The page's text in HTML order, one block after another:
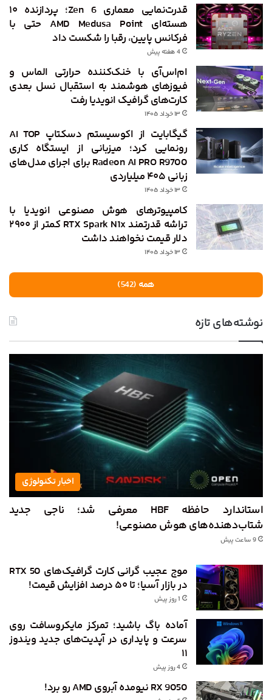
قدرت‌نمایی معماری Zen 6؛ پردازنده ۱۰
هسته‌ای AMD Medusa Point حتی با
فرکانس پایین، رقبا را شکست داد
4 هفته پیش
ام‌اس‌آی با خنک‌کننده حرارتی الماس و
فیوزهای هوشمند به استقبال نسل بعدی
کارت‌های گرافیک انویدیا رفت
۱۳ خرداد ۱۴۰۵
گیگابایت از اکوسیستم دسکتاپ AI TOP
رونمایی کرد؛ میزبانی از ایستگاه کاری
Radeon AI PRO R9700 برای اجرای مدل‌های
زبانی ۴۰۵ میلیاردی
۱۳ خرداد ۱۴۰۵
کامپیوترهای هوش مصنوعی انویدیا با
تراشه قدرتمند RTX Spark N1x کمتر از ۲۹۰۰
دلار قیمت نخواهند داشت
۱۳ خرداد ۱۴۰۵
همه (542)
نوشته‌های تازه
اخبار تکنولوژی
استاندارد حافظه HBF معرفی شد؛ ناجی جدید
شتاب‌دهنده‌های هوش مصنوعی!
9 ساعت پیش
موج عجیب گرانی کارت گرافیک‌های RTX 50
در بازار آسیا؛ تا ۵۰ درصد افزایش قیمت!
1 روز پیش
آماده باگ باشید؛ تمرکز مایکروسافت روی
سرعت و پایداری در آپدیت‌های جدید ویندوز
۱۱
4 روز پیش
RX 9050 نیومده آبروی AMD رو برد!